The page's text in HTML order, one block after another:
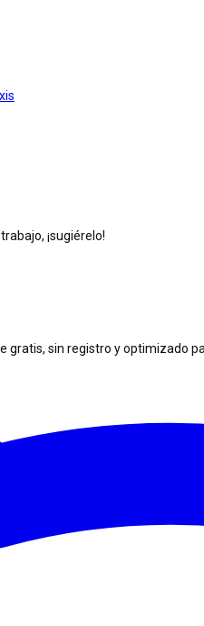
¡sugiérelo!
gratis, sin registro y optimizado